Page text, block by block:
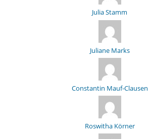
Julia Stamm
Juliane Marks
Constantin Mauf-Clausen
Roswitha Körner